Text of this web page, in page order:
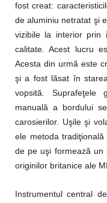
fost creat:
de aluminiu netratat şi
vizibile la interior prin
calitate. Acest lucru
Acesta din urmă este
şi a fost lăsat în
vopsită. Suprafeţele
manuală a bordului
carosierilor. Uşile şi
ele metoda
de pe uşi formează un
originilor britanice ale
Instrumentul central